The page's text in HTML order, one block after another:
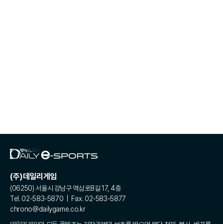
(주)데일리게임
(06250) 서울시 강남구 역삼로8길 17, 4층
Tel. 02-583-5870 | Fax. 02-583-5877
chrono@dailygame.co.kr